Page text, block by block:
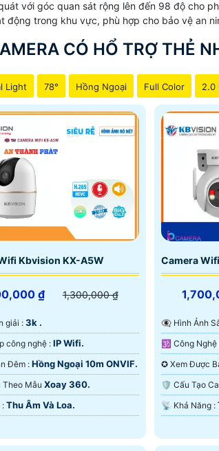
với góc quan sát rộng lên đến 98 độ cho
động trong khu vực, phù hợp cho bảo vệ an
CÓ HỔ TRỢ THẺ
Light 78° Hồng Ngoại Full Color 2.0
Kbvision KX-A5W
₫ 1,300,000 ₫
giải : 3k .
⚙ Tích hợp công nghệ : IP Wifi.
🌛 Nhìn Ban Đêm : Hồng Ngoại 10m ONVIF.
Theo Mẫu Xoay 360.
️✤ Ưu Điểm : Thu Âm Và Loa.
Camera
👁️‍🗨 Hình Ảnh
ONVIF.
🛡 Cấu Tạo
️📡 Khả Năng :